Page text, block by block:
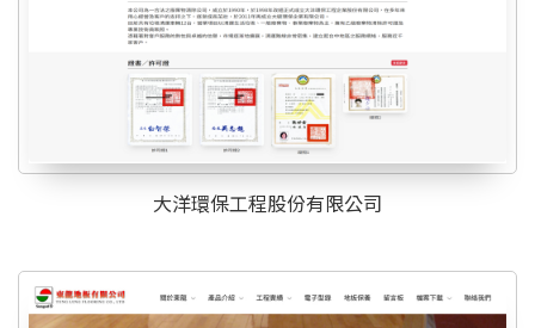
大洋環保工程股份有限公司